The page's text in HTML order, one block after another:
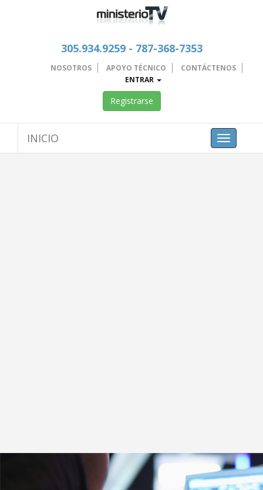
305.934.9259 - 787-368-7353
NOSOTROS APOYO TÉCNICO
CONTÁCTENOS
ENTRAR
Registrarse
Toggle
navigation
INICIO